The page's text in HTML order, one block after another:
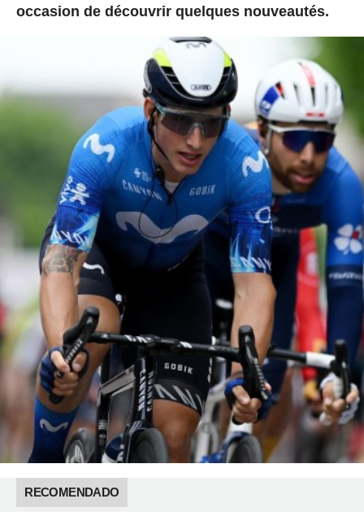
occasion de découvrir quelques nouveautés.
RECOMENDADO